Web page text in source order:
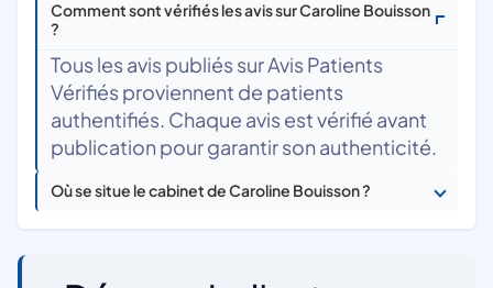
Comment sont vérifiés les avis sur Caroline Bouisson
?
Tous les avis publiés sur Avis Patients
Vérifiés proviennent de patients
authentifiés. Chaque avis est vérifié avant
publication pour garantir son authenticité.
Où se situe le cabinet de Caroline Bouisson ?